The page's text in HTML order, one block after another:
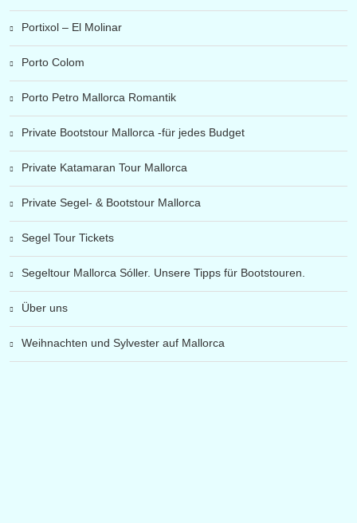
Portixol – El Molinar
Porto Colom
Porto Petro Mallorca Romantik
Private Bootstour Mallorca -für jedes Budget
Private Katamaran Tour Mallorca
Private Segel- & Bootstour Mallorca
Segel Tour Tickets
Segeltour Mallorca Sóller. Unsere Tipps für Bootstouren.
Über uns
Weihnachten und Sylvester auf Mallorca